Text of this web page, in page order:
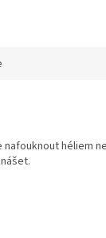
nafouknout héliem